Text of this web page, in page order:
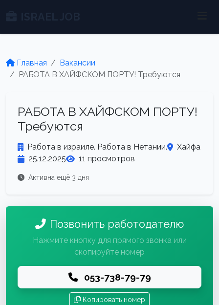
Главная
Вакансии
РАБОТА В ХАЙФСКОМ ПОРТУ! Требуются
РАБОТА В ХАЙФСКОМ ПОРТУ!
Требуются
Работа в израиле. Работа в Нетании.
Хайфа
25.12.2025
11 просмотров
Активна ещё 3 дня
Позвонить работодателю
Нажмите кнопку для прямого звонка или
скопируйте номер
053-738-79-79
Копировать номер